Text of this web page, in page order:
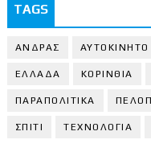
TAGS
ΑΝΔΡΑΣ ΑΥΤΟΚΙΝΗΤΟ
ΕΛΛΑΔΑ ΚΟΡΙΝΘΙΑ
ΠΑΡΑΠΟΛΙΤΙΚΑ
ΣΠΙΤΙ ΤΕΧΝΟΛΟΓΙΑ